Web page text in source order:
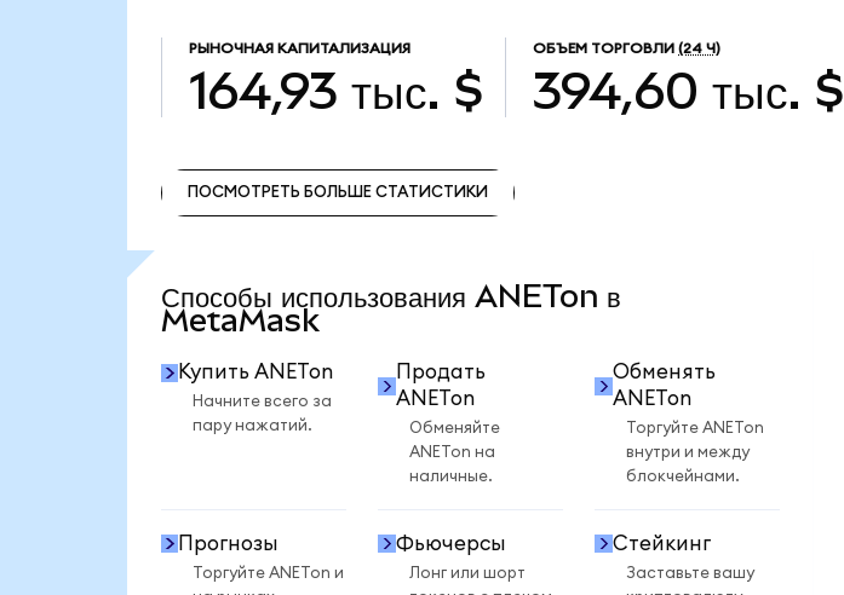
РЫНОЧНАЯ КАПИТАЛИЗАЦИЯ
164,93 тыс. $
ОБЪЕМ ТОРГОВЛИ (24 Ч)
394,60 тыс. $
ПОСМОТРЕТЬ БОЛЬШЕ СТАТИСТИКИ
Способы использования ANETon в
MetaMask
Купить ANETon
Начните всего за
пару нажатий.
Продать
ANETon
Обменяйте
ANETon на
наличные.
Обменять
ANETon
Торгуйте ANETon
внутри и между
блокчейнами.
Прогнозы
Торгуйте ANETon и
Фьючерсы
Лонг или шорт
Стейкинг
Заставьте вашу